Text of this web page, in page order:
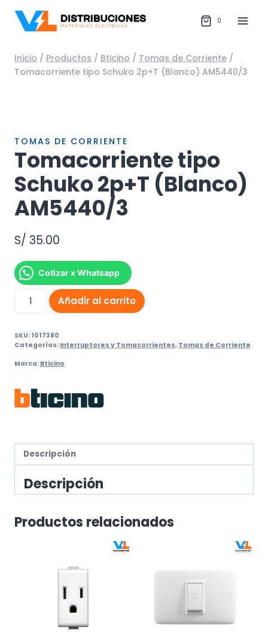
contenido
0
Inicio / Productos / Bticino / Tomas de Corriente /
Tomacorriente tipo Schuko 2p+T (Blanco) AM5440/3
TOMAS DE CORRIENTE
Tomacorriente tipo
Schuko 2p+T (Blanco)
AM5440/3
S/ 35.00
Cotizar x Whatsapp
Tomacorriente
tipo
2p+T
(Blanco)
AM5440/3
Añadir al carrito
SKU: 1017380
Categorías: Interruptores y Tomacorrientes, Tomas de Corriente
Marca: Bticino
Descripción
Descripción
Productos relacionados